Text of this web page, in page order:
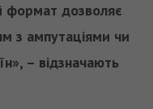
формат дозволяє
з ампутаціями чи
– відзначають